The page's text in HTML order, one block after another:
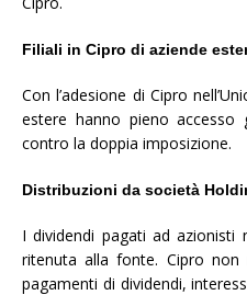
Filiali in Cipro di aziende
Con l’adesione di Cipro
estere hanno pieno accesso
contro la doppia imposizione.
Distribuzioni da società
I dividendi pagati ad azionisti
ritenuta alla fonte. Cipro
pagamenti di dividendi,